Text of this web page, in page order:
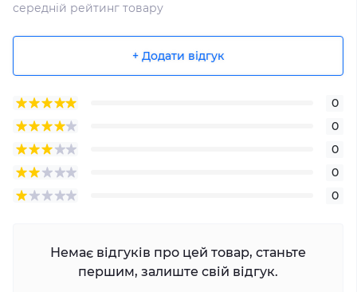
середній рейтинг товару
+ Додати відгук
0
0
0
0
0
Немає відгуків про цей товар, станьте
першим, залиште свій відгук.